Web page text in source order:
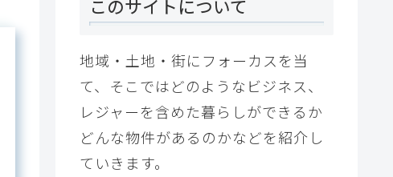
このサイトについて
地域・土地・街にフォーカスを当
て、そこではどのようなビジネス、
レジャーを含めた暮らしができるか
どんな物件があるのかなどを紹介し
ていきます。